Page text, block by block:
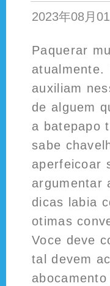
2023年08月
Paquerar
atualmente.
auxiliam
de alguem
a batepapo
sabe
aperfeicoar
argumentar
dicas labia
otimas
Voce deve
tal devem